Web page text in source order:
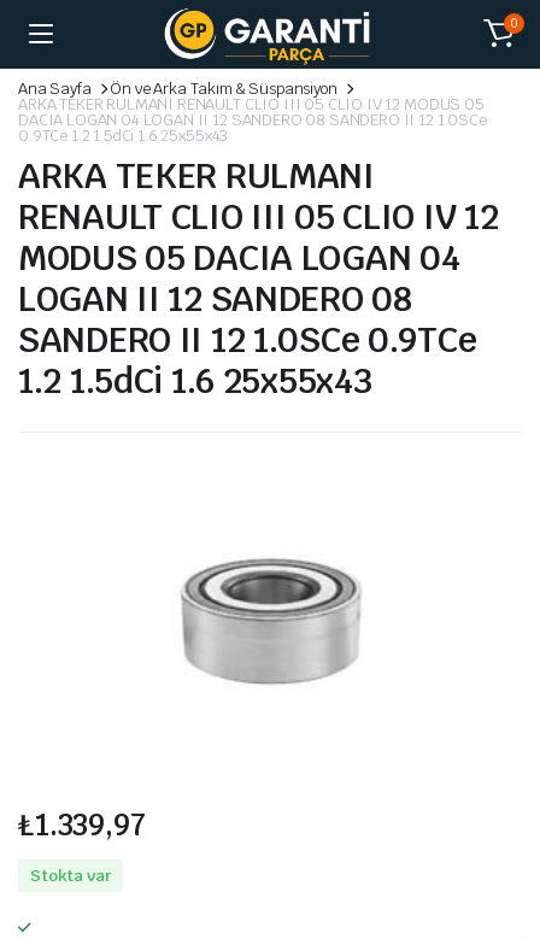
0
Ana Sayfa Ön ve Arka Takım & Süspansiyon
ARKA TEKER RULMANI RENAULT CLIO III 05 CLIO IV 12 MODUS 05
DACIA LOGAN 04 LOGAN II 12 SANDERO 08 SANDERO II 12 1.0SCe
0.9TCe 1.2 1.5dCi 1.6 25x55x43
ARKA TEKER RULMANI
RENAULT CLIO III 05 CLIO IV 12
MODUS 05 DACIA LOGAN 04
LOGAN II 12 SANDERO 08
SANDERO II 12 1.0SCe 0.9TCe
1.2 1.5dCi 1.6 25x55x43
₺1.339,97
Stokta var